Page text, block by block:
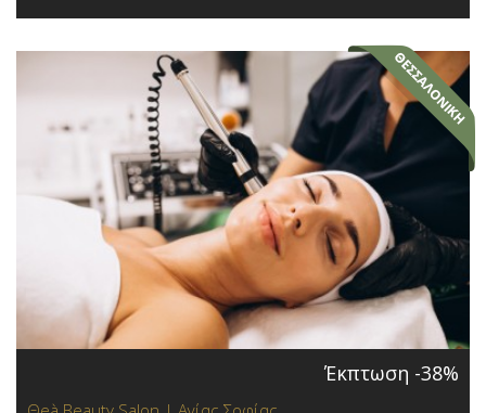
Έκπτωση -38%